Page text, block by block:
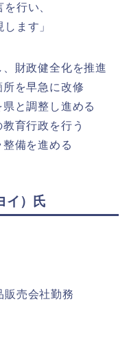
行い、
ます」
財政健全化を推進
を早急に改修
と調整し進める
育行政を行う
備を進める
）氏
販売会社勤務